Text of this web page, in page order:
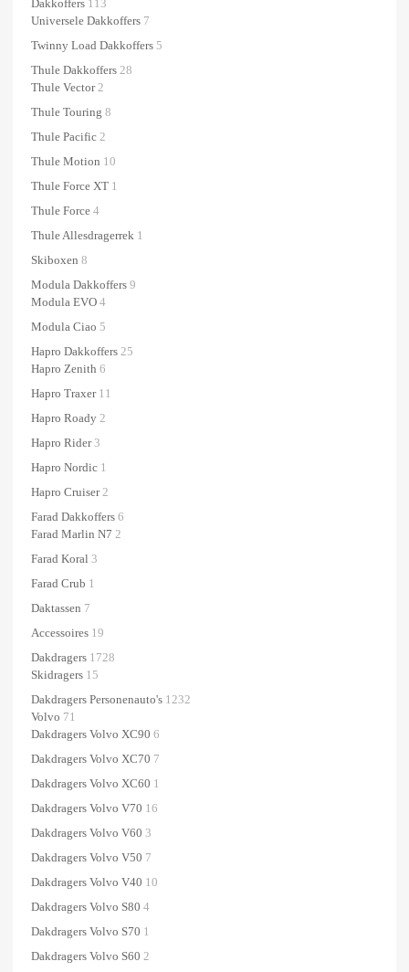
Dakkoffers 113
Universele Dakkoffers 7
Twinny Load Dakkoffers 5
Thule Dakkoffers 28
Thule Vector 2
Thule Touring 8
Thule Pacific 2
Thule Motion 10
Thule Force XT 1
Thule Force 4
Thule Allesdragerrek 1
Skiboxen 8
Modula Dakkoffers 9
Modula EVO 4
Modula Ciao 5
Hapro Dakkoffers 25
Hapro Zenith 6
Hapro Traxer 11
Hapro Roady 2
Hapro Rider 3
Hapro Nordic 1
Hapro Cruiser 2
Farad Dakkoffers 6
Farad Marlin N7 2
Farad Koral 3
Farad Crub 1
Daktassen 7
Accessoires 19
Dakdragers 1728
Skidragers 15
Dakdragers Personenauto's 1232
Volvo 71
Dakdragers Volvo XC90 6
Dakdragers Volvo XC70 7
Dakdragers Volvo XC60 1
Dakdragers Volvo V70 16
Dakdragers Volvo V60 3
Dakdragers Volvo V50 7
Dakdragers Volvo V40 10
Dakdragers Volvo S80 4
Dakdragers Volvo S70 1
Dakdragers Volvo S60 2